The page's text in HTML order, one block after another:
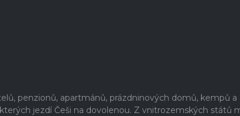
penzionů, apartmánů, prázdninových domů, kempů
jezdí Češi na dovolenou. Z vnitrozemských států